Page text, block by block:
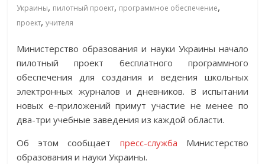
Украины, пилотный проект, программное обеспечение,
проект,учителя
Министерство образования и науки Украины начало
пилотный проект бесплатного программного
обеспечения для создания и ведения школьных
электронных журналов и дневников. В испытании
новых е-приложений примут участие не менее по
два-три учебные заведения из каждой области.
Об этом сообщает пресс-служба Министерство
образования и науки Украины.